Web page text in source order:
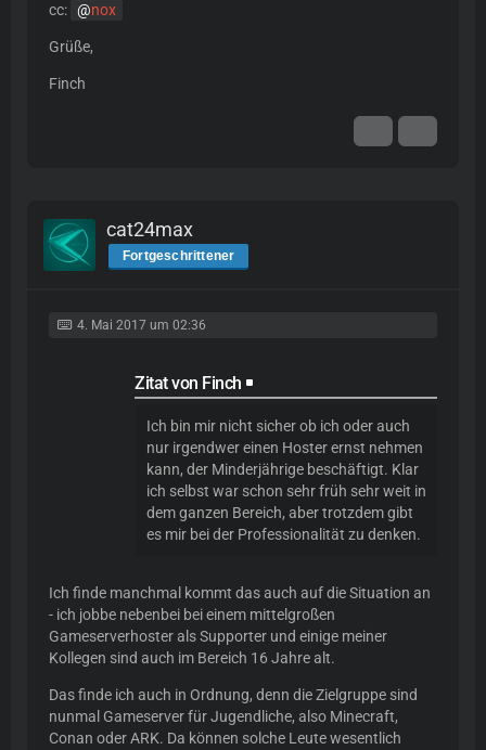
cc: nox
Grüße,
Finch
cat24max
Fortgeschrittener
4. Mai 2017 um 02:36
Zitat von Finch
Ich bin mir nicht sicher ob ich oder auch
nur irgendwer einen Hoster ernst nehmen
kann, der Minderjährige beschäftigt. Klar
ich selbst war schon sehr früh sehr weit in
dem ganzen Bereich, aber trotzdem gibt
es mir bei der Professionalität zu denken.
Ich finde manchmal kommt das auch auf die Situation an
- ich jobbe nebenbei bei einem mittelgroßen
Gameserverhoster als Supporter und einige meiner
Kollegen sind auch im Bereich 16 Jahre alt.
Das finde ich auch in Ordnung, denn die Zielgruppe sind
nunmal Gameserver für Jugendliche, also Minecraft,
Conan oder ARK. Da können solche Leute wesentlich